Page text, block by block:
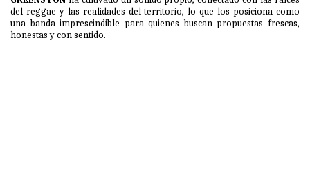
del reggae y las realidades del territorio, lo que los posiciona como
una banda imprescindible para quienes buscan propuestas frescas,
honestas y con sentido.